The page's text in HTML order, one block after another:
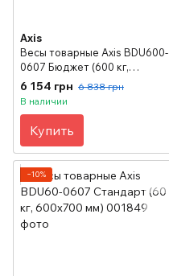
Axis
Весы товарные Axis BDU600-
0607 Бюджет (600 кг,
600х700 мм)
6 154 грн 6 838 грн
В наличии
Купить
−10%